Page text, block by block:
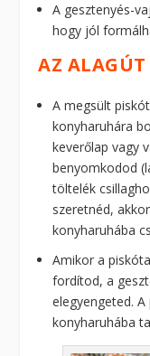
A gesztenyés-
hogy jól
AZ ALAGÚT
A megsült
konyharuhára
keverőlap vagy
benyomkodod
töltelék
szeretnéd,
konyharuhába
Amikor a
fordítod, a
elegyengeted.
konyharuhába